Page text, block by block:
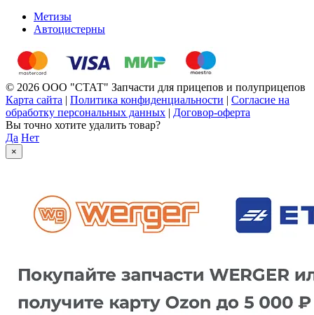
Метизы
Автоцистерны
© 2026 ООО "СТАТ" Запчасти для прицепов и полуприцепов
Карта сайта | Политика конфиденциальности | Согласие на
обработку персональных данных | Договор-оферта
Вы точно хотите удалить товар?
Да Нет
×